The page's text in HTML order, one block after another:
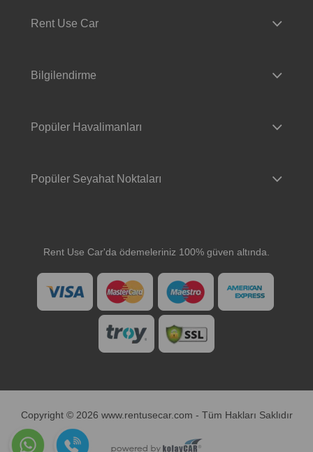
Rent Use Car
Bilgilendirme
Popüler Havalimanları
Popüler Seyahat Noktaları
Rent Use Car'da ödemeleriniz 100% güven altında.
Copyright © 2026 www.rentusecar.com - Tüm Hakları Saklıdır